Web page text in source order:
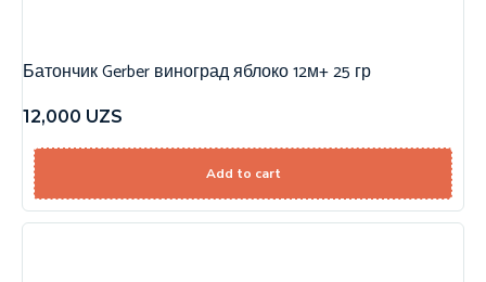
Батончик Gerber виноград яблоко 12м+ 25 гр
12,000 UZS
Add to cart